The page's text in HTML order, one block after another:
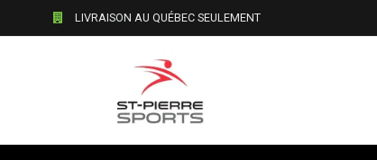
LIVRAISON AU QUÉBEC SEULEMENT